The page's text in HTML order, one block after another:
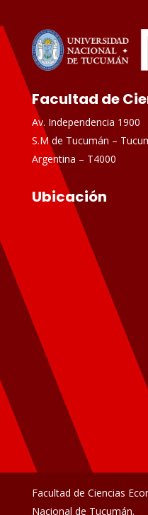
Facultad de
Av. Independencia 1900
S.M de Tucumán –
Argentina – T4000
Ubicación
Facultad de Ciencias
Nacional de Tucumán.